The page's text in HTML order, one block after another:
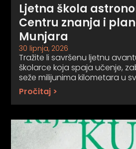
Ljetna škola
Centru znanja i
Munjara
30 lipnja, 2026
Tražite li savršenu ljetnu
školarce koja spaja učenje,
seže milijunima kilometara u
Pročitaj >